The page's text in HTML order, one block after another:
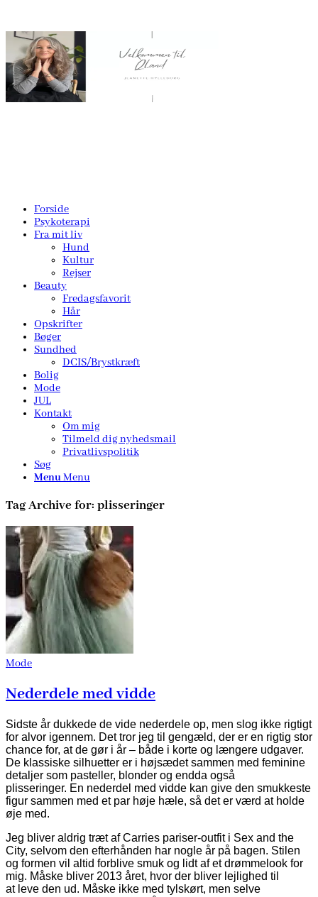
Forside
Psykoterapi
Fra mit liv
Hund
Kultur
Rejser
Beauty
Fredagsfavorit
Hår
Opskrifter
Bøger
Sundhed
DCIS/Brystkræft
Bolig
Mode
JUL
Kontakt
Om mig
Tilmeld dig nyhedsmail
Privatlivspolitik
Søg
MenuMenu
Tag Archive for: plisseringer
Mode
Nederdele med vidde
Sidste år dukkede de vide nederdele op, men slog ikke rigtigt
for alvor igennem. Det tror jeg til gengæld, der er en rigtig stor
chance for, at de gør i år – både i korte og længere udgaver.
De klassiske silhuetter er i højsædet sammen med feminine
detaljer som pasteller, blonder og endda også
plisseringer. En nederdel med vidde kan give den smukkeste
figur sammen med et par høje hæle, så det er værd at holde
øje med.
Jeg bliver aldrig træt af Carries pariser-outfit i Sex and the
City, selvom den efterhånden har nogle år på bagen. Stilen
og formen vil altid forblive smuk og lidt af et drømmelook for
mig. Måske bliver 2013 året, hvor der bliver lejlighed til
at leve den ud. Måske ikke med tylskørt, men selve